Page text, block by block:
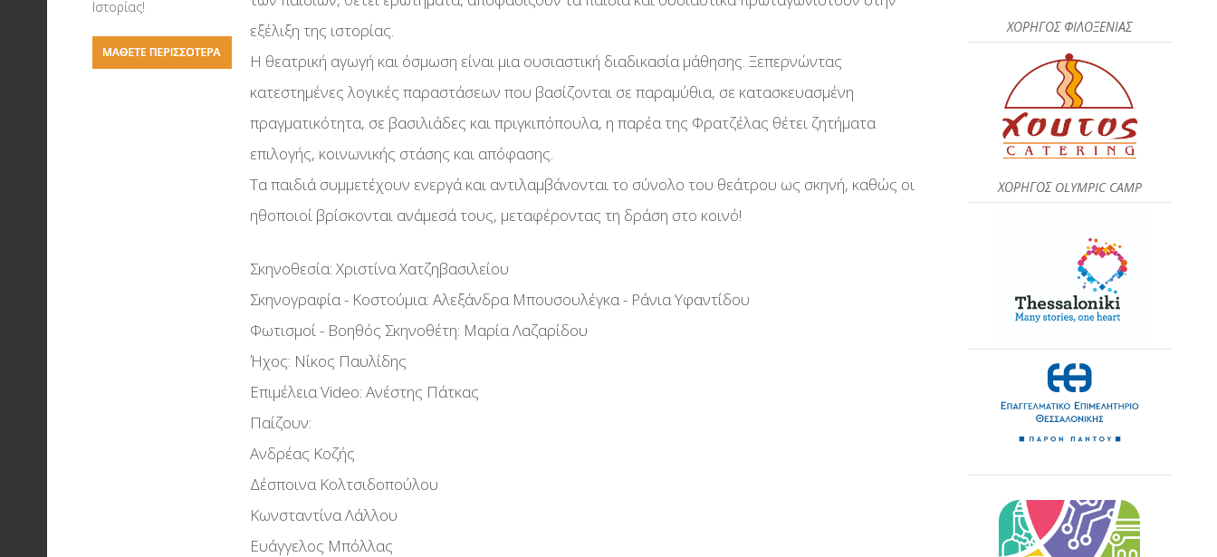
εξέλιξη της ιστορίας.
Η θεατρική αγωγή και όσμωση είναι μια ουσιαστική διαδικασία μάθησης. Ξεπερνώντας
κατεστημένες λογικές παραστάσεων που βασίζονται σε παραμύθια, σε κατασκευασμένη
πραγματικότητα, σε βασιλιάδες και πριγκιπόπουλα, η παρέα της Φρατζέλας θέτει ζητήματα
επιλογής, κοινωνικής στάσης και απόφασης.
Τα παιδιά συμμετέχουν ενεργά και αντιλαμβάνονται το σύνολο του θεάτρου ως σκηνή, καθώς οι
ηθοποιοί βρίσκονται ανάμεσά τους, μεταφέροντας τη δράση στο κοινό!
Σκηνοθεσία: Χριστίνα Χατζηβασιλείου
Σκηνογραφία - Κοστούμια: Αλεξάνδρα Μπουσουλέγκα - Ράνια Υφαντίδου
Φωτισμοί - Βοηθός Σκηνοθέτη: Μαρία Λαζαρίδου
Ήχος: Νίκος Παυλίδης
Επιμέλεια Video: Ανέστης Πάτκας
Παίζουν:
Ανδρέας Κοζής
Δέσποινα Κολτσιδοπούλου
Κωνσταντίνα Λάλλου
Ευάγγελος Μπόλλας
ΧΟΡΗΓΟΣ ΦΙΛΟΞΕΝΙΑΣ
ΧΟΡΗΓΟΣ OLYMPIC CAMP
Σύμφωνο Συνεργασίας Με
Το Υπουργείο Παιδείας
Έρευνας & Θρησκευμάτων
Σύμφωνο Συνεργασίας Με
Την Διεθνή Ολυμπιακή
Ακαδημία
Η τέχνη του σκακιού
Ολυμπιακή Λαμπαδηδρομία
Liverpool FC - Οι Κόκκινοι
Της Θεσσαλονίκης
Δάδες & Μετάλλια
στην Αρχαιότητα
Ιστορίας!